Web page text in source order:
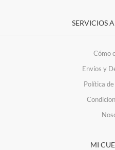
SERVICIOS
Cómo
Envíos y
Política
MI